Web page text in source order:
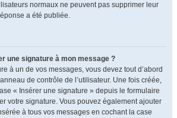
normaux ne peuvent pas supprimer leur
a été publiée.
une signature à mon message ?
à un de vos messages, vous devez tout d’abord
de contrôle de l’utilisateur. Une fois créée,
« Insérer une signature » depuis le formulaire
votre signature. Vous pouvez également ajouter
à tous vos messages en cochant la case